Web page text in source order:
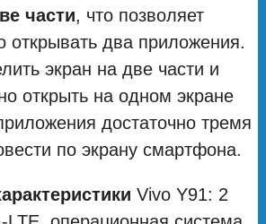
части, что позволяет
открывать два приложения.
экран на две части и
открыть на одном экране
достаточно тремя
по экрану смартфона.
Vivo Y91: 2